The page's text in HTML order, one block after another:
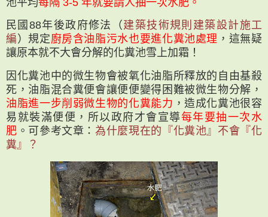
民國88年後政府修法（ 建築技術規則建築設計施工
編 ）規定廚房含油脂污水也要進化糞池處理 ，這無疑
讓原本就不大會分解的化糞池雪上加霜！
因化糞池中的微生物會被氧化油脂所釋放的自由基殺
死，油脂混合糞便會讓便便變得困難被微生物分解，
油脂進一步削弱微生物的化糞能力 ，造成化糞池很容
易就裝滿便便，所以政府才會宣導每年要抽一次水
肥 。可參考文章：為什麼現在的『化糞池』不會『化
糞』？